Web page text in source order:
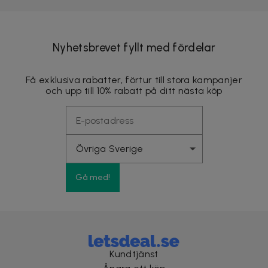
Nyhetsbrevet fyllt med fördelar
Få exklusiva rabatter, förtur till stora kampanjer
och upp till 10% rabatt på ditt nästa köp
Gå med!
Kundtjänst